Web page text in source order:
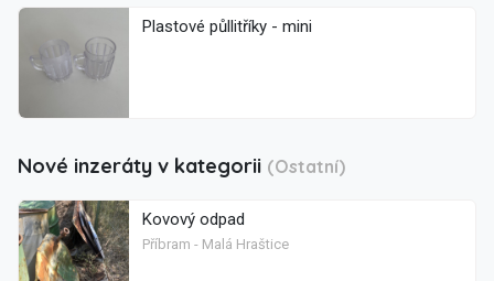
Plastové půllitříky - mini
Nové inzeráty v kategorii (Ostatní)
Kovový odpad
Příbram - Malá Hraštice